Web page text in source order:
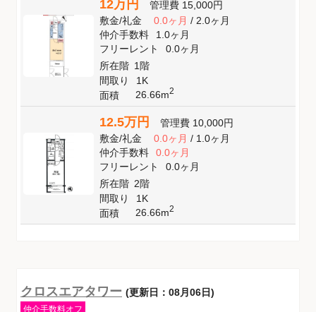
12万円 管理費 15,000円
敷金/礼金 0.0ヶ月/ 2.0ヶ月
仲介手数料
1.0ヶ月
フリーレント
0.0ヶ月
所在階 1階
間取り
1K
面積
26.66m2
12.5万円 管理費 10,000円
敷金/礼金 0.0ヶ月/ 1.0ヶ月
仲介手数料
0.0ヶ月
フリーレント
0.0ヶ月
所在階 2階
間取り
1K
面積
26.66m2
クロスエアタワー (更新日：08月06日)
仲介手数料オフ